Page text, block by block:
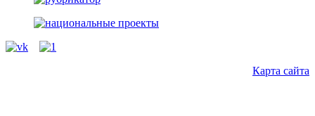
Карта сайта